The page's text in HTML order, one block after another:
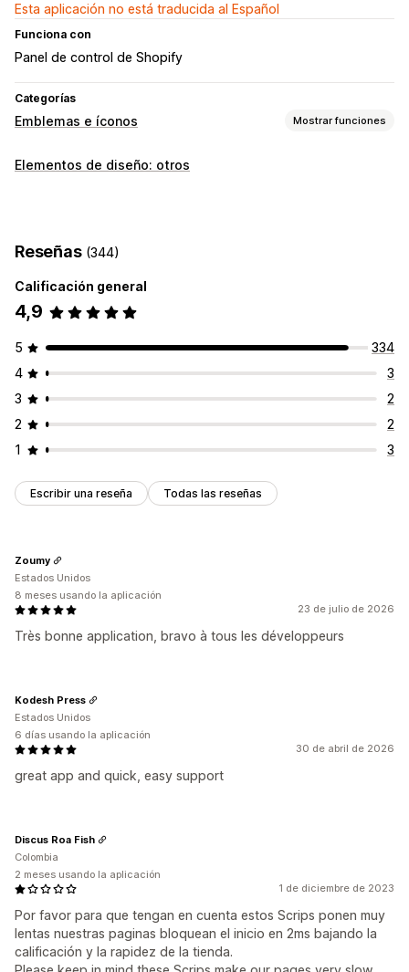
Esta aplicación no está traducida al Español
Funciona con
Panel de control de Shopify
Categorías
Emblemas e íconos Mostrar funciones
Tipos de íconos
Bordes Colores
Posición del ícono
Posicionamiento automático
Elementos de diseño: otros
Reseñas (344)
Calificación general
4,9
5
334
4
3
3
2
2
2
1
3
Escribir una reseña Todas las reseñas
23 de julio de 2026
Très bonne application, bravo à tous les développeurs
Zoumy
Estados Unidos
8 meses usando la aplicación
30 de abril de 2026
great app and quick, easy support
Kodesh Press
Estados Unidos
6 días usando la aplicación
1 de diciembre de 2023
Por favor para que tengan en cuenta estos Scrips ponen muy
lentas nuestras paginas bloquean el inicio en 2ms bajando la
calificación y la rapidez de la tienda.
Discus Roa Fish
Colombia
2 meses usando la aplicación